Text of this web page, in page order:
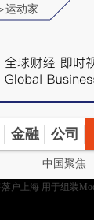
运动家
金融 公司
中国聚焦